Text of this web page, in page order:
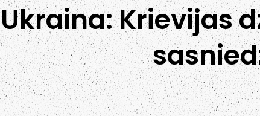
Ukraina: Krievijas